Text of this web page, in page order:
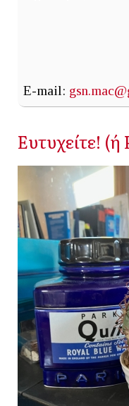
E-mail:
Ευτυχείτε! (ή